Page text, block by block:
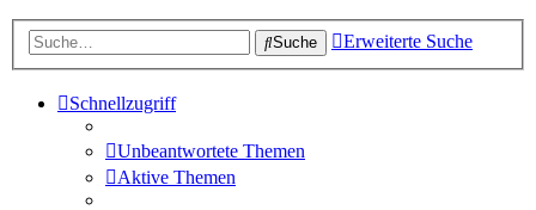
Suche Erweiterte Suche
Schnellzugriff
Unbeantwortete Themen
Aktive Themen